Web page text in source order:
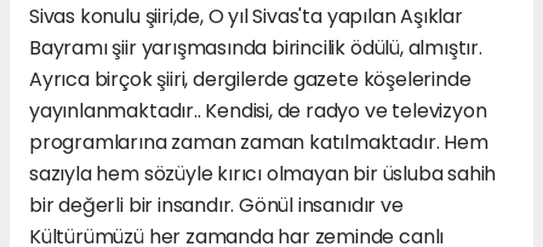
Sivas konulu şiiri,de, O yıl Sivas'ta yapılan Aşıklar
Bayramı şiir yarışmasında birincilik ödülü, almıştır.
Ayrıca birçok şiiri, dergilerde gazete köşelerinde
yayınlanmaktadır.. Kendisi, de radyo ve televizyon
programlarına zaman zaman katılmaktadır. Hem
sazıyla hem sözüyle kırıcı olmayan bir üsluba sahih
bir değerli bir insandır. Gönül insanıdır ve
Kültürümüzü her zamanda har zeminde canlı